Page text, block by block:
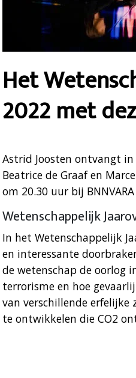
Het
2022 met
Astrid Joosten ontvangt in
Beatrice de Graaf en
om 20.30 uur bij
Wetenschappelijk
In het Wetenschappelijk
en interessante
de wetenschap de oorlog
terrorisme en hoe
van verschillende erfelijke
te ontwikkelen die CO2